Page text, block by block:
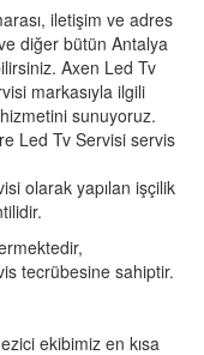
iletişim ve adres
diğer bütün Antalya
Axen Led Tv
markasıyla ilgili
sunuyoruz.
Led Tv Servisi servis
olarak yapılan işçilik
tecrübesine sahiptir.
ekibimiz en kısa